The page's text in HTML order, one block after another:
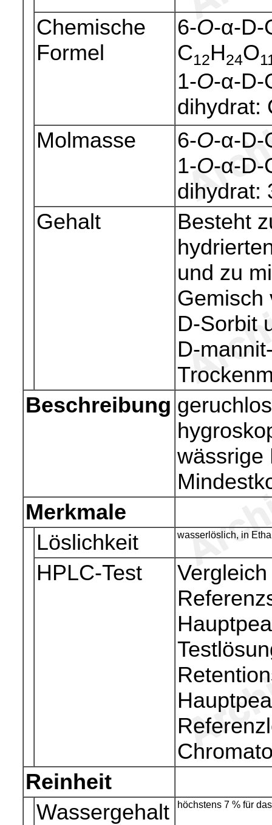
Chemische
Formel
6-O-α-D-
C12H24O
1-O-α-D-
dihydrat:
Molmasse
6-O-α-D-
1-O-α-D-
dihydrat:
Gehalt
Besteht
und zu
Gemisch
D-Sorbit
D-
Beschreibung
wässrige
Merkmale
Löslichkeit
wasserlöslich, in
HPLC-Test
Reinheit
Wassergehalt
höchstens 7 % für